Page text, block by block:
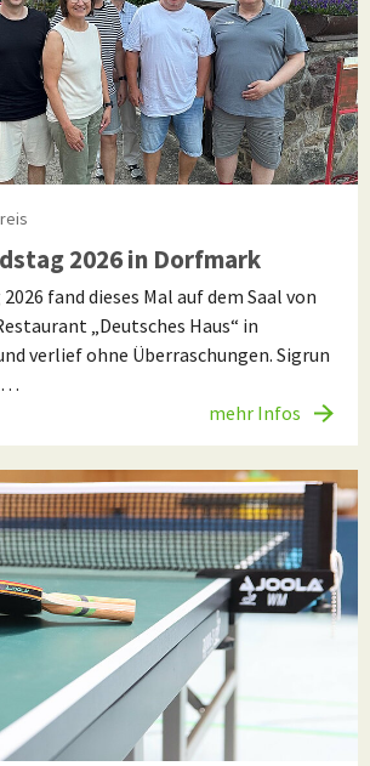
2026 in Dorfmark
fand dieses Mal auf dem Saal von
„Deutsches Haus“ in
verlief ohne Überraschungen. Sigrun
mehr Infos